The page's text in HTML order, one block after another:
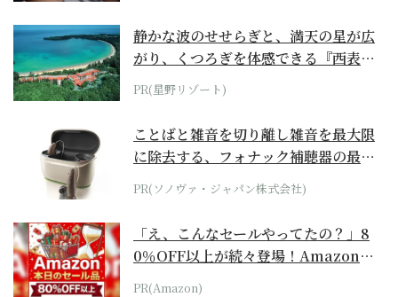
静かな波のせせらぎと、満天の星が広
がり、くつろぎを体感できる『西表島
ホテル by...
PR(星野リゾート)
ことばと雑音を切り離し雑音を最大限
に除去する、フォナック補聴器の最上
位モデル
PR(ソノヴァ・ジャパン株式会社)
「え、こんなセールやってたの？」8
0％OFF以上が続々登場！Amazonの
本気が...
PR(Amazon)